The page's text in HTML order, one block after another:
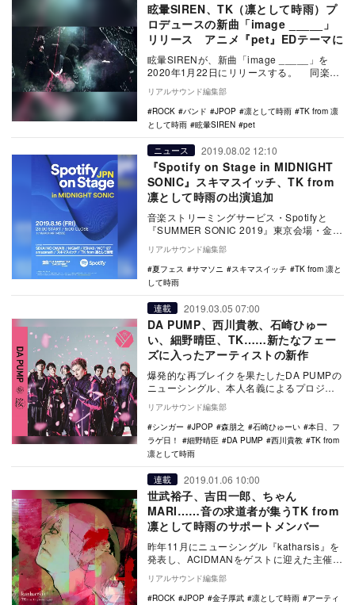
眩暈SIREN、TK（凛として時雨）プ
ロデュースの新曲「image _____」
リリース アニメ『pet』EDテーマに
眩暈SIRENが、新曲「image _____」を
2020年1月22日にリリースする。 同楽曲
はTK（凛として時雨）がアレン…
リアルサウンド編集部
ROCK
バンド JPOP 凛として時雨
TK from 凛
として時雨
眩暈SIREN pet
ニュース 2019.08.02 12:10
『Spotify on Stage in MIDNIGHT
SONIC』スキマスイッチ、TK from
凛として時雨の出演追加
音楽ストリーミングサービス・Spotifyと
『SUMMER SONIC 2019』東京会場・金曜
深夜の『MIDNIGHTSONI…
リアルサウンド編集部
夏フェス
サマソニ スキマスイッチ
TK from 凛と
して時雨
連載 2019.03.05 07:00
DA PUMP、西川貴教、石崎ひゅー
い、細野晴臣、TK……新たなフェー
ズに入ったアーティストの新作
爆発的な再ブレイクを果たしたDA PUMPの
ニューシングル、本人名義によるプロジェ
クトをスタートさせた西川貴教の1stアルバ
ムな…
リアルサウンド編集部
シンガー
JPOP 森朋之 石崎ひゅーい
本日、フ
ラゲ日！
細野晴臣 DA PUMP 西川貴教
TK from
凛として時雨
連載 2019.01.06 10:00
世武裕子、吉田一郎、ちゃん
MARI……音の求道者が集うTK from
凛として時雨のサポートメンバー
昨年11月にニューシングル『katharsis』を
発表し、ACIDMANをゲストに迎えた主催イ
ベント『error for 0 v…
リアルサウンド編集部
ROCK
JPOP 金子厚武 凛として時雨
アーティ